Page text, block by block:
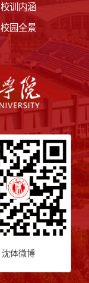
校训内涵
校园全景
沈体微博